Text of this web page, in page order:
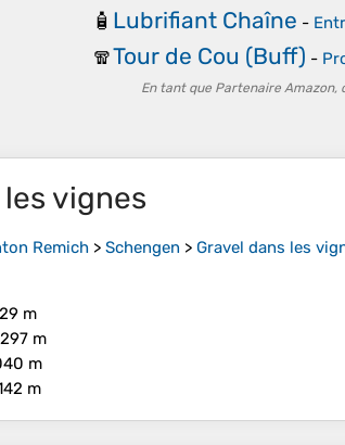
🧴 Lubrifiant Chaîne -
🧣Tour de Cou (Buff) -
En tant que Partenaire
vignes
Remich > Schengen > Gravel dans les
m
m
m
m